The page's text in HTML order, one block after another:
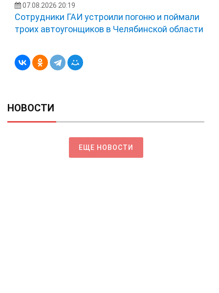
07.08.2026 20:19
Сотрудники ГАИ устроили погоню и поймали
троих автоугонщиков в Челябинской области
НОВОСТИ
ЕЩЕ НОВОСТИ